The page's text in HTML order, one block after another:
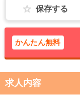
保存する
かんたん無料
求人内容